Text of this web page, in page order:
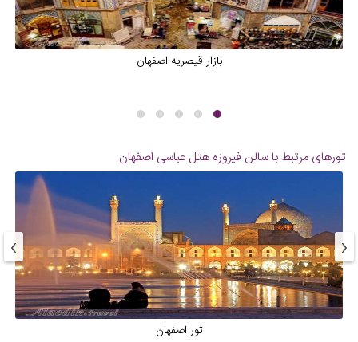
بازار قیصریه اصفهان
تورهای مرتبط با سالن فیروزه هتل عباسی اصفهان
تور اصفهان
‹
›